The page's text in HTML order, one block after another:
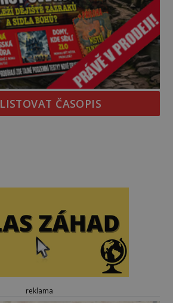
ČASOPIS
reklama